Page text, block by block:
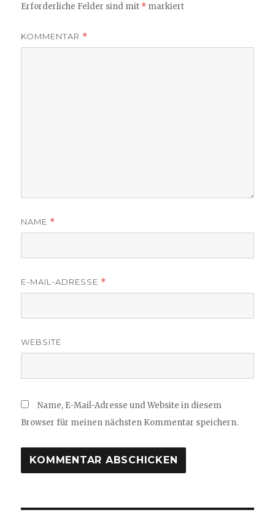
Erforderliche Felder sind mit * markiert
KOMMENTAR *
NAME *
E-MAIL-ADRESSE *
WEBSITE
Name, E-Mail-Adresse und Website in diesem
Browser für meinen nächsten Kommentar speichern.